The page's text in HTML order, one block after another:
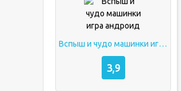
Вспыш и чудо машинки игра андроид
3,9